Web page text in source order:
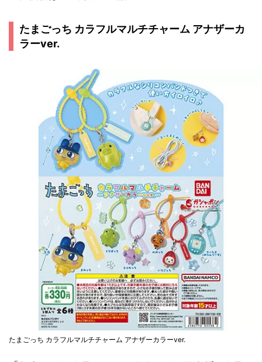
たまごっち カラフルマルチチャーム アナザーカ
ラーver.
たまごっち カラフルマルチチャーム アナザーカラーver.